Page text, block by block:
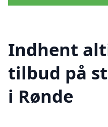
Indhent
tilbud på
i Rønde